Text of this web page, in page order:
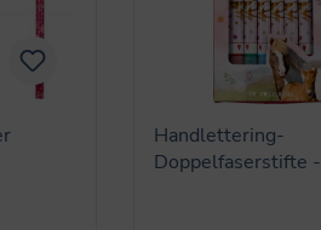
Handlettering-
Doppelfaserstifte -